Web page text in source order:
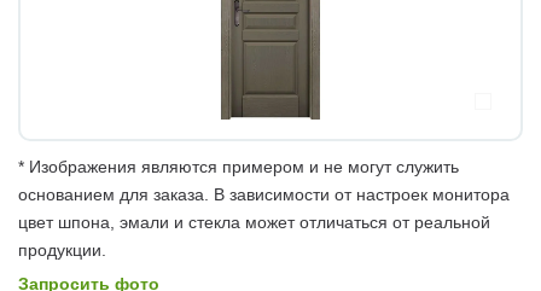
* Изображения являются примером и не могут служить
основанием для заказа. В зависимости от настроек монитора
цвет шпона, эмали и стекла может отличаться от реальной
продукции.
Запросить фото